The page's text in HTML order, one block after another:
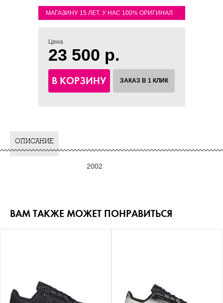
МАГАЗИНУ 15 ЛЕТ. У НАС 100% ОРИГИНАЛ
Цена
23 500 р.
В КОРЗИНУ ЗАКАЗ В 1 КЛИК
ОПИСАНИЕ
2002
ВАМ ТАКЖЕ МОЖЕТ ПОНРАВИТЬСЯ